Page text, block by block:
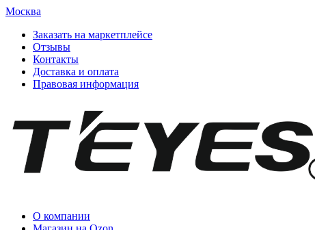
Москва
Заказать на маркетплейсе
Отзывы
Контакты
Доставка и оплата
Правовая информация
О компании